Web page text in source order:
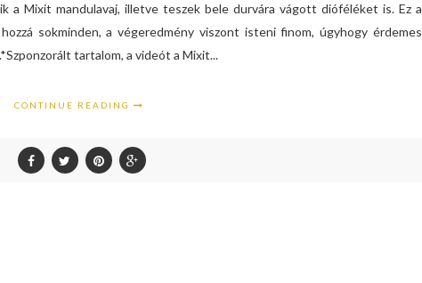
a Mixit mandulavaj, illetve teszek bele durvára vágott dióféléket is. Ez a
sokminden, a végeredmény viszont isteni finom, úgyhogy érdemes
tartalom, a videót a Mixit...
CONTINUE READING